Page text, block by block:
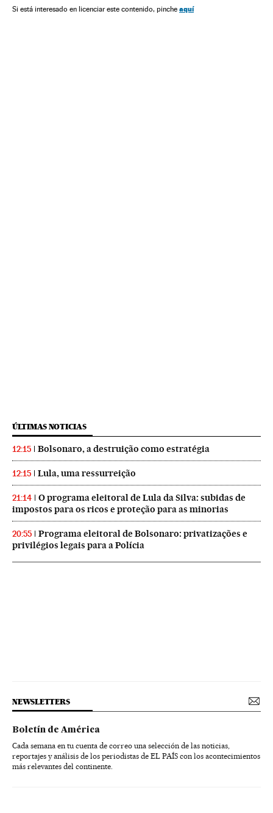
Si está interesado en licenciar este contenido, pinche aquí
ÚLTIMAS NOTICIAS
12:15 Bolsonaro, a destruição como estratégia
12:15 Lula, uma ressurreição
21:14
O programa eleitoral de Lula da Silva: subidas de
impostos para os ricos e proteção para as minorias
20:55
Programa eleitoral de Bolsonaro: privatizações e
privilégios legais para a Polícia
NEWSLETTERS
Boletín de América
Cada semana en tu cuenta de correo una selección de las noticias,
reportajes y análisis de los periodistas de EL PAÍS con los acontecimientos
más relevantes del continente.